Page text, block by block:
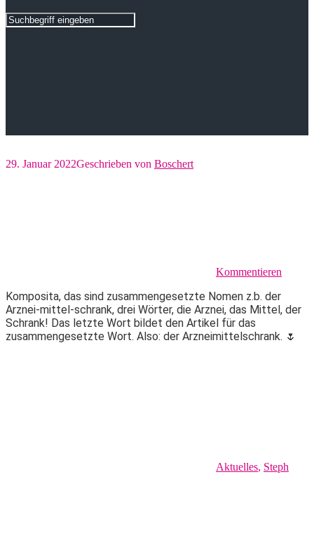
29. Januar 2022Geschrieben von Boschert
Kommentieren
Komposita, das sind zusammengesetzte Nomen z.b. der
Arznei-mittel-schrank, drei Wörter, die Arznei, das Mittel, der
Schrank! Das letzte Wort bildet den Artikel für das
zusammengesetzte Wort. Also: der Arzneimittelschrank. 🌷
Aktuelles, Steph